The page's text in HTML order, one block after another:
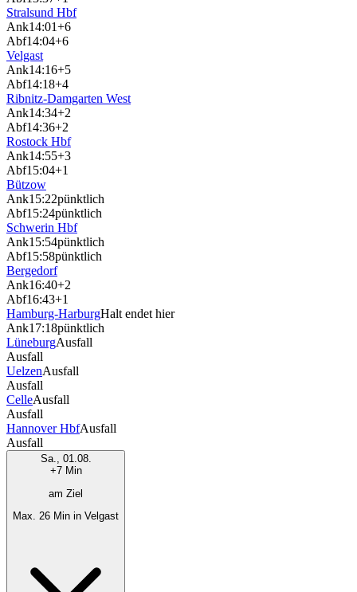
Stralsund Hbf
Ank14:01+6
Abf14:04+6
Velgast
Ank14:16+5
Abf14:18+4
Ribnitz-Damgarten West
Ank14:34+2
Abf14:36+2
Rostock Hbf
Ank14:55+3
Abf15:04+1
Bützow
Ank15:22pünktlich
Abf15:24pünktlich
Schwerin Hbf
Ank15:54pünktlich
Abf15:58pünktlich
Bergedorf
Ank16:40+2
Abf16:43+1
Hamburg-HarburgHalt endet hier
Ank17:18pünktlich
LüneburgAusfall
Ausfall
UelzenAusfall
Ausfall
CelleAusfall
Ausfall
Hannover HbfAusfall
Ausfall
Sa., 01.08.
+7 Min
am Ziel
Max. 26 Min in Velgast